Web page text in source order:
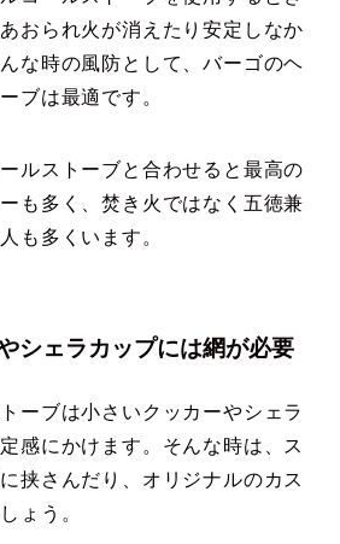
おられ火が消えたり安定しなか
な時の風防として、バーゴのヘ
ブは最適です。
ルストーブと合わせると最高の
も多く、焚き火ではなく五徳兼
も多くいます。
シェラカップには網が必要
ーブは小さいクッカーやシェラ
感にかけます。そんな時は、ス
挟さんだり、オリジナルのカス
ょう。